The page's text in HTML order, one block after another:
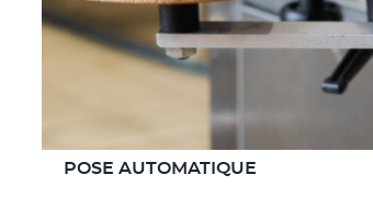
POSE AUTOMATIQUE